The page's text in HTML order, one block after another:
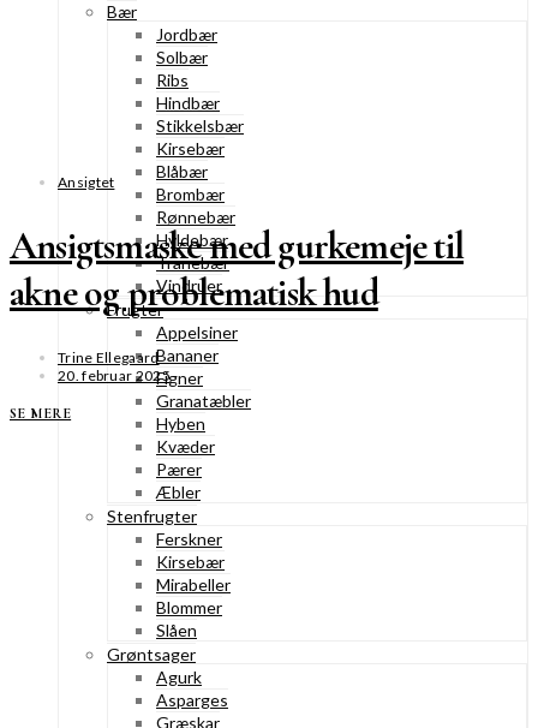
Bær
Jordbær
Solbær
Ribs
Hindbær
Stikkelsbær
Kirsebær
Blåbær
Brombær
Rønnebær
Hyldebær
Tranebær
Vindruer
Frugter
Appelsiner
Bananer
Figner
Granatæbler
Hyben
Kvæder
Pærer
Æbler
Stenfrugter
Ferskner
Kirsebær
Mirabeller
Blommer
Slåen
Grøntsager
Agurk
Asparges
Græskar
Ansigtet
Ansigtsmaske med gurkemeje til
akne og problematisk hud
Trine Ellegaard
20. februar 2025
SE MERE